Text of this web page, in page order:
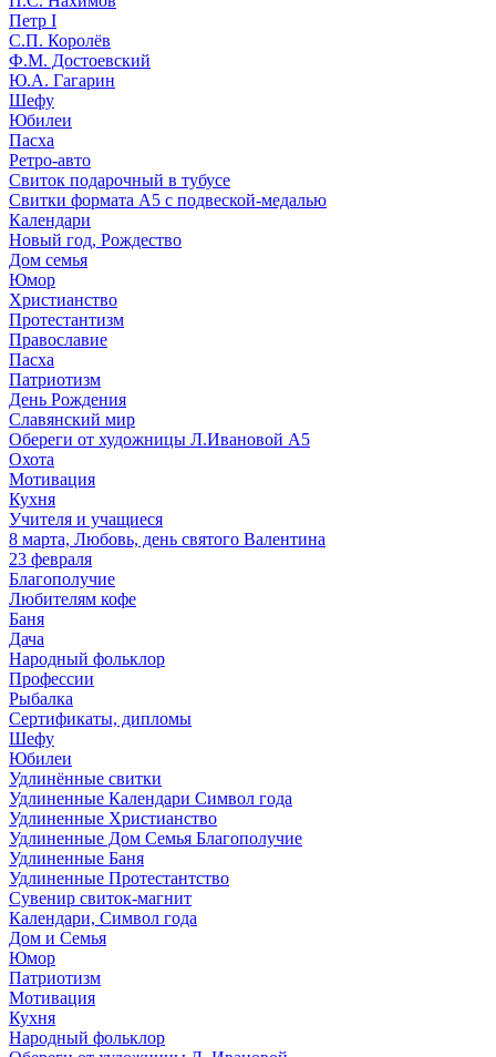
Петр I
С.П. Королёв
Ф.М. Достоевский
Ю.А. Гагарин
Шефу
Юбилеи
Пасха
Ретро-авто
Свиток подарочный в тубусе
Свитки формата А5 с подвеской-медалью
Календари
Новый год, Рождество
Дом семья
Юмор
Христианство
Протестантизм
Православие
Пасха
Патриотизм
День Рождения
Славянский мир
Обереги от художницы Л.Ивановой А5
Охота
Мотивация
Кухня
Учителя и учащиеся
8 марта, Любовь, день святого Валентина
23 февраля
Благополучие
Любителям кофе
Баня
Дача
Народный фольклор
Профессии
Рыбалка
Сертификаты, дипломы
Шефу
Юбилеи
Удлинённые свитки
Удлиненные Календари Символ года
Удлиненные Христианство
Удлиненные Дом Семья Благополучие
Удлиненные Баня
Удлиненные Протестантство
Сувенир свиток-магнит
Календари, Символ года
Дом и Семья
Юмор
Патриотизм
Мотивация
Кухня
Народный фольклор